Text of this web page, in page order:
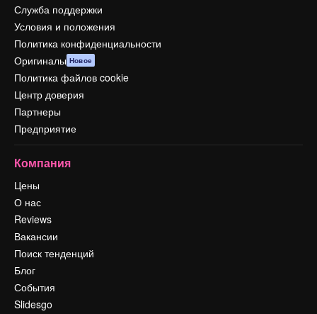
Служба поддержки
Условия и положения
Политика конфиденциальности
Оригиналы Новое
Политика файлов cookie
Центр доверия
Партнеры
Предприятие
Компания
Цены
О нас
Reviews
Вакансии
Поиск тенденций
Блог
События
Slidesgo